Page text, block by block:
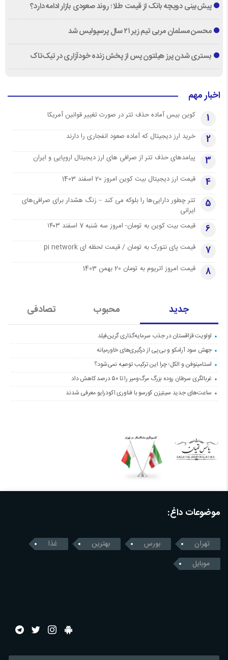
پیش‌بینی دویچه‌ بانک از قیمت طلا ؛ روند صعودی بازار ادامه دارد؟
محسن مسلمان مربی تیم زیر ۲۱ سال پرسپولیس شد
بستری شدن پرز هیلتون پس از پخش زنده خودآزاری در تیک‌تاک
اخبار مهم
1 کوین بیس آماده حذف تتر در صورت تغییر قوانین آمریکا
2 خرید ارز دیجیتال که آماده صعود انفجاری را دارند
3 پیامدهای حذف تتر از صرافی های ارز دیجیتال اروپایی و ایران
4 قیمت ارز دیجیتال بیت کوین امروز 20 اسفند 1403
5
تتر چطور دارایی‌ها را بلوکه می کند – زنگ هشدار برای صرافی‌های
ایرانی
6 قیمت بیت کوین به تومان- امروز سه شنبه 7 اسفند ۱۴۰۳
7 قیمت پای نتورک به تومان / قیمت لحظه ای pi network
8 قیمت امروز اتریوم به تومان 20 بهمن 1403
جدید محبوب تصادفی
اولویت قزاقستان در جذب سرمایه‌گذاری گرین‌فیلد
جهش سود آرامکو و بی‌پی از درگیری‌های خاورمیانه
استامینوفن و الکل؛ چرا این ترکیب توصیه نمی‌شود؟
غربالگری سرطان روده بزرگ مرگ‌ومیر را تا ۵۰ درصد کاهش داد
ساعت‌های جدید سیتیزن کورسو با فناوری اکودرایو معرفی شدند
موضوعات داغ:
تهران بورس بهترین
غذا
موبایل